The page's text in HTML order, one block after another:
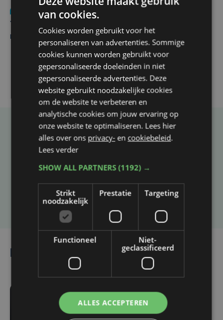
Nieuws
do 6 augustus | 21:30
Yaro (19), slachtoffer van vechtpartij, is na
maandenlange coma overleden
Taalfout opgemerkt?
Heb je een taal- of schrijffout opgemerkt in dit
artikel?
Laat het ons weten
do 6 augustus | 17:07
Meteen een West-
van cookies.
Cookies worden gebruikt voor het
personaliseren van advertenties. Sommige
cookies kunnen worden gebruikt voor
gepersonaliseerde doeleinden in niet
gepersonaliseerde advertenties. Deze
website gebruikt noodzakelijke cookies
om de website te verbeteren en
analytische cookies om jouw ervaring op
onze website te optimaliseren. Lees hier
alles over ons privacy- en cookiebeleid.
Lees verder
SHOW ALL PARTNERS(1192) →
Strikt
noodzakelijk
Prestatie Targeting
Functioneel
Niet-
geclassificeerd
ALLES ACCEPTEREN